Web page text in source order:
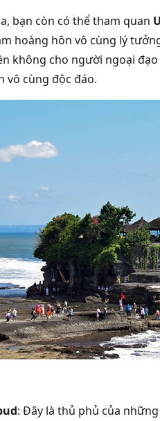
bạn còn có thể tham quan
hoàng hôn vô cùng lý
không cho người ngoại
vô cùng độc đáo.
: Đây là thủ phủ của